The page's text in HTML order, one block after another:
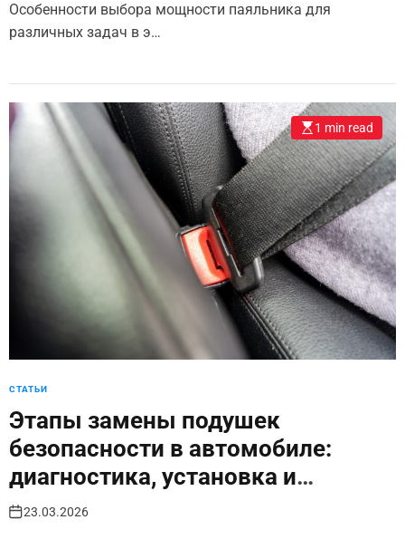
Особенности выбора мощности паяльника для
различных задач в э…
1 min read
СТАТЬИ
Этапы замены подушек
безопасности в автомобиле:
диагностика, установка и
проверка системы SRS
23.03.2026